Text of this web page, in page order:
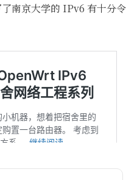
南京大学的 IPv6 有十分令